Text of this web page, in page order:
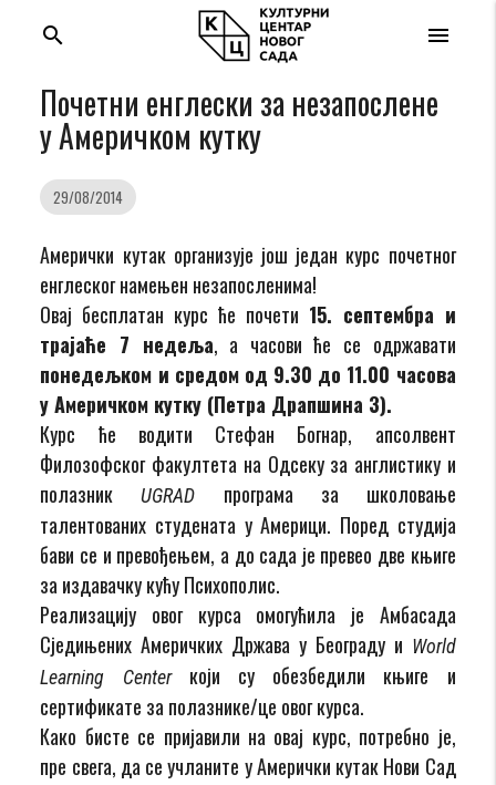
menu
search
Почетни енглески за незапослене
у Америчком кутку
29/08/2014
Амерички кутак организује још један курс почетног
енглеског намењен незапосленима!
Овај бесплатан курс ће почети 15. септембра и
трајаће 7 недеља, а часови ће се одржавати
понедељком и средом од 9.30 до 11.00 часова
у Америчком кутку (Петра Драпшина 3).
Курс ће водити Стефан Богнар, апсолвент
Филозофског факултета на Одсеку за англистику и
полазникUGRAD
програма за школовање
талентованих студената у Америци. Поред студија
бави се и превођењем, а до сада је превео две књиге
за издавачку кућу Психополис.
Реализацију овог курса омогућила је Амбасада
Сједињених Америчких Држава у Београду и World
Learning Centerкоји су обезбедили књиге и
сертификате за полазнике/це овог курса.
Како бисте се пријавили на овај курс, потребно је,
пре свега, да се учланите у Амерички кутак Нови Сад